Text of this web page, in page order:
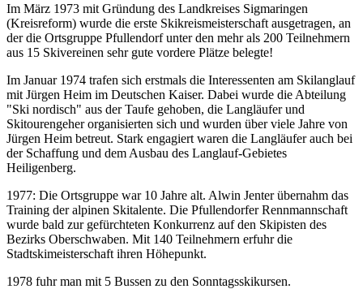
Im März 1973 mit Gründung des Landkreises Sigmaringen
(Kreisreform) wurde die erste Skikreismeisterschaft ausgetragen, an
der die Ortsgruppe Pfullendorf unter den mehr als 200 Teilnehmern
aus 15 Skivereinen sehr gute vordere Plätze belegte!
Im Januar 1974 trafen sich erstmals die Interessenten am Skilanglauf
mit Jürgen Heim im Deutschen Kaiser. Dabei wurde die Abteilung
"Ski nordisch" aus der Taufe gehoben, die Langläufer und
Skitourengeher organisierten sich und wurden über viele Jahre von
Jürgen Heim betreut. Stark engagiert waren die Langläufer auch bei
der Schaffung und dem Ausbau des Langlauf-Gebietes
Heiligenberg.
1977: Die Ortsgruppe war 10 Jahre alt. Alwin Jenter übernahm das
Training der alpinen Skitalente. Die Pfullendorfer Rennmannschaft
wurde bald zur gefürchteten Konkurrenz auf den Skipisten des
Bezirks Oberschwaben. Mit 140 Teilnehmern erfuhr die
Stadtskimeisterschaft ihren Höhepunkt.
1978 fuhr man mit 5 Bussen zu den Sonntagsskikursen.